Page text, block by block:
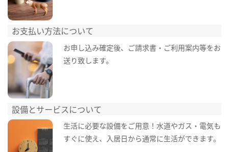
お支払い方法について
お申し込み確定後、ご請求書・ご利用案内等をお
送り致します。
設備とサービスについて
生活に必要な設備をご用意！水道やガス・電気も
すぐに使え、入居日から通常に生活ができます。